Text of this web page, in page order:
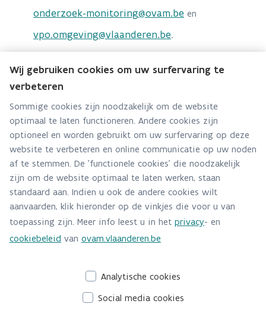
onderzoek-monitoring@ovam.be en
vpo.omgeving@vlaanderen.be.
Team Onderzoek en Monitoring
Hebt u een vraag voor dit team? Stel ze hier:
Via contact formulier
Alle contactgegevens
Adres
Stationsstraat 110
2800 Mechelen
Route en bereikbaarheid
Wij gebruiken cookies om uw surfervaring te
verbeteren
Sommige cookies zijn noodzakelijk om de website
optimaal te laten functioneren. Andere cookies zijn
optioneel en worden gebruikt om uw surfervaring op deze
website te verbeteren en online communicatie op uw noden
af te stemmen. De 'functionele cookies' die noodzakelijk
zijn om de website optimaal te laten werken, staan
standaard aan. Indien u ook de andere cookies wilt
aanvaarden, klik hieronder op de vinkjes die voor u van
toepassing zijn. Meer info leest u in het privacy- en
cookiebeleid van ovam.vlaanderen.be
Analytische cookies
Social media cookies